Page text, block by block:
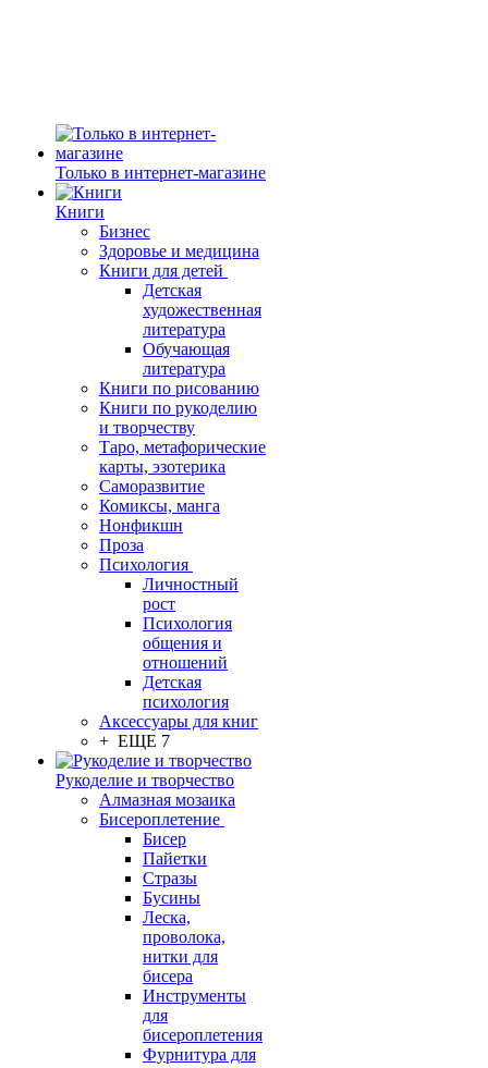
Только в интернет-магазине
Книги
Бизнес
Здоровье и медицина
Книги для детей
Детская
художественная
литература
Обучающая
литература
Книги по рисованию
Книги по рукоделию
и творчеству
Таро, метафорические
карты, эзотерика
Саморазвитие
Комиксы, манга
Нонфикшн
Проза
Психология
Личностный
рост
Психология
общения и
отношений
Детская
психология
Аксессуары для книг
+ ЕЩЕ 7
Рукоделие и творчество
Алмазная мозаика
Бисероплетение
Бисер
Пайетки
Стразы
Бусины
Леска,
проволока,
нитки для
бисера
Инструменты
для
бисероплетения
Фурнитура для